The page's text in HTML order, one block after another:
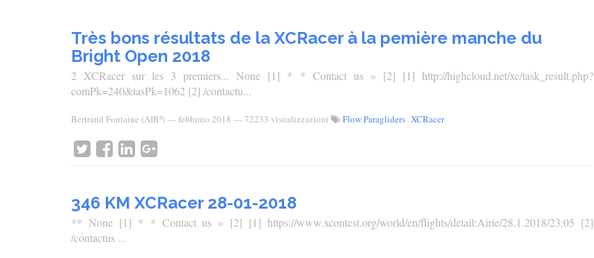
Très bons résultats de la XCRacer à la pemière manche du
Bright Open 2018
2 XCRacer sur les 3 premiers... None [1] * * Contact us » [2] [1] http://highcloud.net/xc/task_result.php?
comPk=240&tasPk=1062 [2] /contactu...
Bertrand Fontaine (AIR³)—febbraio 2018 — 72233 visualizzazioni Flow Paragliders XCRacer
346 KM XCRacer 28-01-2018
** None [1] * * Contact us » [2] [1] https://www.xcontest.org/world/en/flights/detail:Airie/28.1.2018/23:05 [2]
/contactus ...